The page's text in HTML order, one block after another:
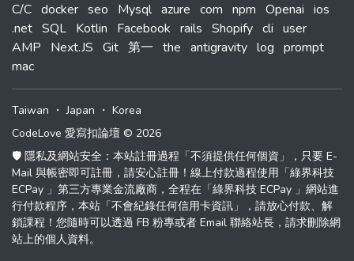
C/C docker seo Mysql azure com npm Openai ios
.net SQL Kotlin Facebook rails Shopify cli user
AMP
Next.JS Git 第一 the antigravity log prompt
mac
Taiwan ・Japan ・ Korea
CodeLove 愛寫扣論壇 © 2026
🛡️ 隱私及網站安全：本站註冊過程「不須提供任何個資」，只要 E-
Mail 與帳密即可註冊，請安心註冊！線上付款過程使用「綠界科技
ECPay 」第三方專業金流廠商，全程在「綠界科技 ECPay 」網站進
行付款程序，本站「不會紀錄任何信用卡資訊」，請放心付款、解
鎖課程！您隨時可以透過 FB 粉專或者 Email 聯絡站長，請求刪除網
站上的個人資料。